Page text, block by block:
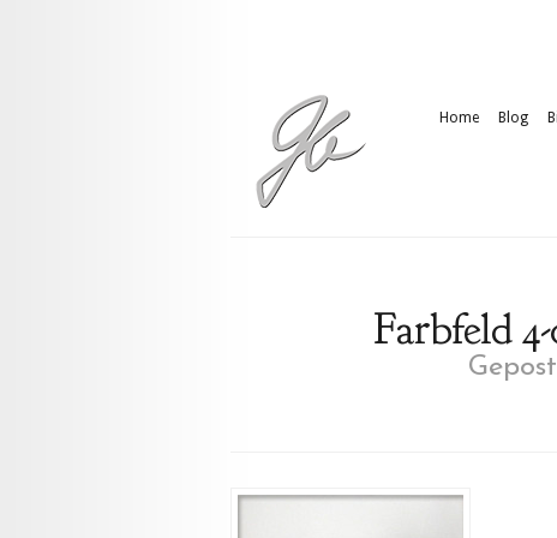
Home Blog
Farbfeld